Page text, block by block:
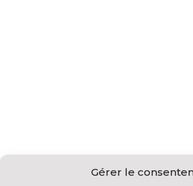
Gérer le